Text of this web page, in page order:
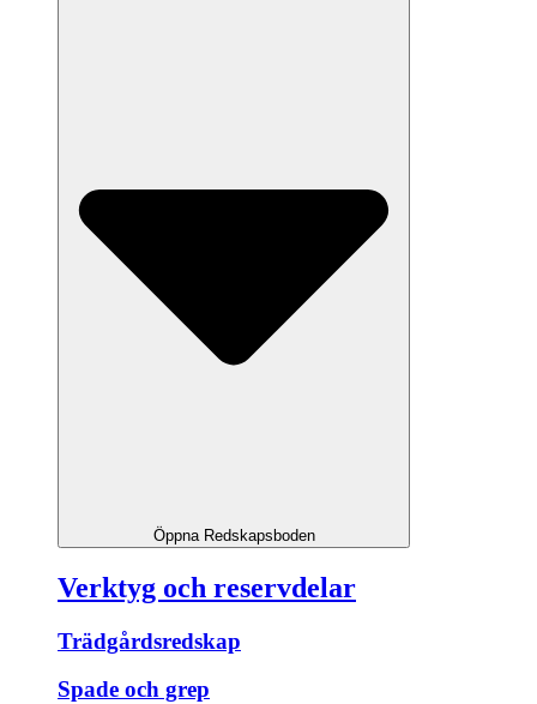
Öppna Redskapsboden
Verktyg och reservdelar
Trädgårdsredskap
Spade och grep